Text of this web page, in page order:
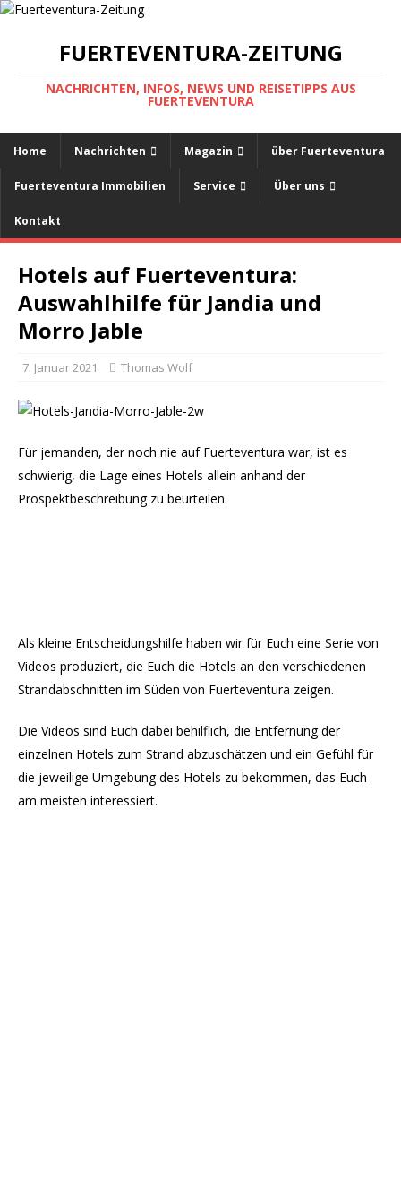
FUERTEVENTURA-ZEITUNG
NACHRICHTEN, INFOS, NEWS UND REISETIPPS AUS
FUERTEVENTURA
Home Nachrichten Magazin über Fuerteventura
Fuerteventura Immobilien Service Über uns
Kontakt
Hotels auf Fuerteventura:
Auswahlhilfe für Jandia und
Morro Jable
7. Januar 2021 Thomas Wolf
Für jemanden, der noch nie auf Fuerteventura war, ist es
schwierig, die Lage eines Hotels allein anhand der
Prospektbeschreibung zu beurteilen.
Als kleine Entscheidungshilfe haben wir für Euch eine Serie von
Videos produziert, die Euch die Hotels an den verschiedenen
Strandabschnitten im Süden von Fuerteventura zeigen.
Die Videos sind Euch dabei behilflich, die Entfernung der
einzelnen Hotels zum Strand abzuschätzen und ein Gefühl für
die jeweilige Umgebung des Hotels zu bekommen, das Euch
am meisten interessiert.